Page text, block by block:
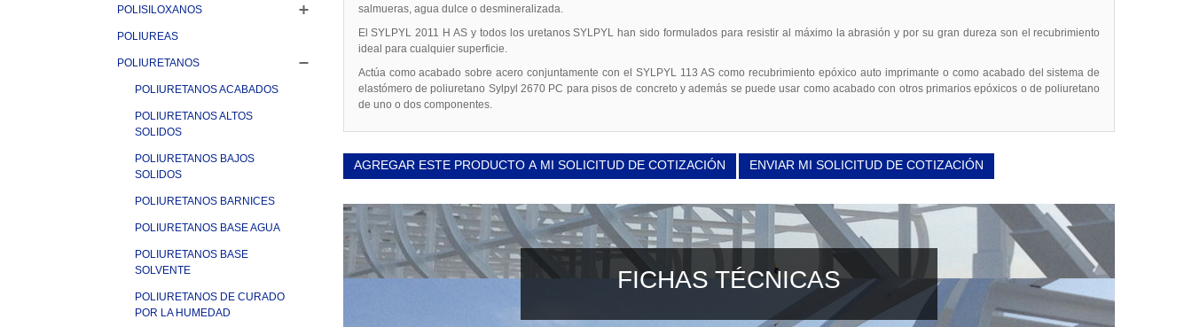
POLISILOXANOS
POLIUREAS
POLIURETANOS
POLIURETANOS ACABADOS
POLIURETANOS ALTOS
SOLIDOS
POLIURETANOS BAJOS
SOLIDOS
POLIURETANOS BARNICES
POLIURETANOS BASE AGUA
POLIURETANOS BASE
SOLVENTE
POLIURETANOS DE CURADO
POR LA HUMEDAD
salmueras, agua dulce o desmineralizada.
El SYLPYL 2011 H AS y todos los uretanos SYLPYL han sido formulados para resistir al máximo la abrasión y por su gran dureza son el recubrimiento
ideal para cualquier superficie.
Actúa como acabado sobre acero conjuntamente con el SYLPYL 113 AS como recubrimiento epóxico auto imprimante o como acabado del sistema de
elastómero de poliuretano Sylpyl 2670 PC para pisos de concreto y además se puede usar como acabado con otros primarios epóxicos o de poliuretano
de uno o dos componentes.
AGREGAR ESTE PRODUCTO A MI SOLICITUD DE COTIZACIÓN ENVIAR MI SOLICITUD DE COTIZACIÓN
FICHAS TÉCNICAS